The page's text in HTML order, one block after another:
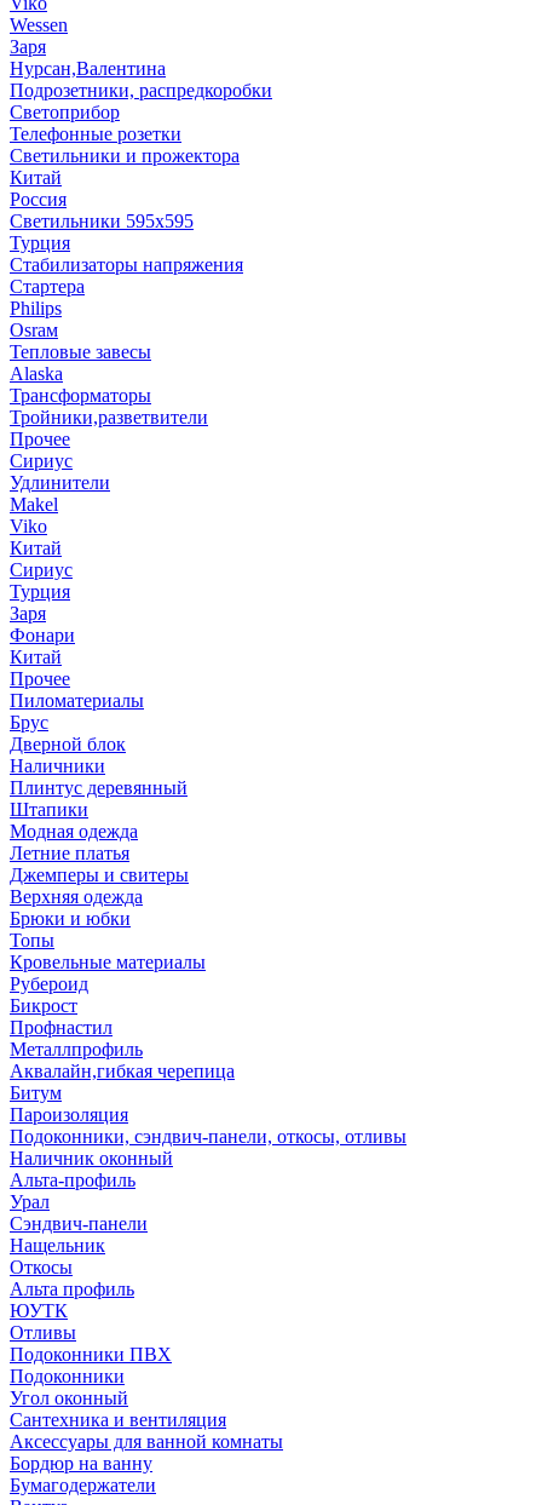
Wessen
Заря
Нурсан,Валентина
Подрозетники, распредкоробки
Светоприбор
Телефонные розетки
Светильники и прожектора
Китай
Россия
Светильники 595х595
Турция
Стабилизаторы напряжения
Стартера
Philips
Оsrам
Тепловые завесы
Alaska
Трансформаторы
Тройники,разветвители
Прочее
Сириус
Удлинители
Makel
Viko
Китай
Сириус
Турция
Заря
Фонари
Китай
Прочее
Пиломатериалы
Брус
Дверной блок
Наличники
Плинтус деревянный
Штапики
Модная одежда
Летние платья
Джемперы и свитеры
Верхняя одежда
Брюки и юбки
Топы
Кровельные материалы
Рубероид
Бикрост
Профнастил
Металлпрофиль
Аквалайн,гибкая черепица
Битум
Пароизоляция
Подоконники, сэндвич-панели, откосы, отливы
Наличник оконный
Альта-профиль
Урал
Сэндвич-панели
Нащельник
Откосы
Альта профиль
ЮУТК
Отливы
Подоконники ПВХ
Подоконники
Угол оконный
Сантехника и вентиляция
Аксессуары для ванной комнаты
Бордюр на ванну
Бумагодержатели